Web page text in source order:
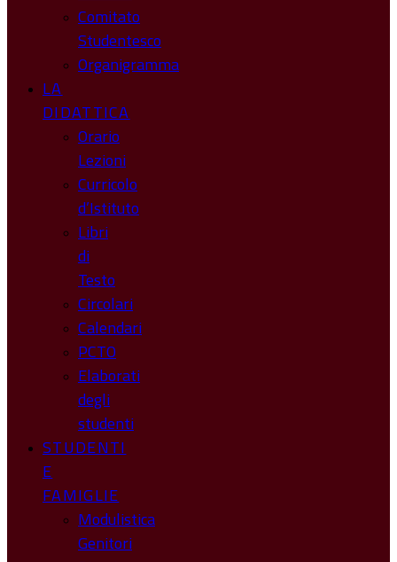
Comitato
Studentesco
Organigramma
LA
DIDATTICA
Orario
Lezioni
Curricolo
d’Istituto
Libri
di
Testo
Circolari
Calendari
PCTO
Elaborati
degli
studenti
STUDENTI
E
FAMIGLIE
Modulistica
Genitori